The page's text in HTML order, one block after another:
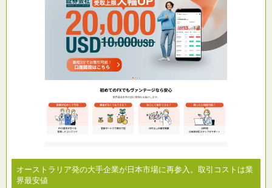
オーストラリア発の大手企業が日本市場に再参入。取引コストは業
界最安値